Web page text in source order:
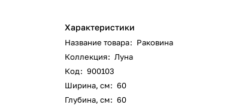
Характеристики
Название товара: Раковина
Коллекция: Луна
Код: 900103
Ширина, см: 60
Глубина, см: 60